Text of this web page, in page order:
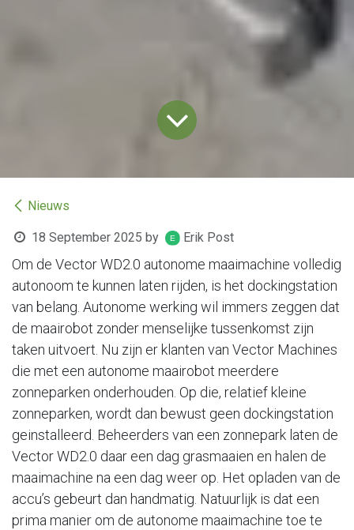
Nieuws
18 September 2025 by Erik Post
Om de Vector WD2.0 autonome maaimachine volledig
autonoom te kunnen laten rijden, is het dockingstation
van belang. Autonome werking wil immers zeggen dat
de maairobot zonder menselijke tussenkomst zijn
taken uitvoert. Nu zijn er klanten van Vector Machines
die met een autonome maairobot meerdere
zonneparken onderhouden. Op die, relatief kleine
zonneparken, wordt dan bewust geen dockingstation
geinstalleerd. Beheerders van een zonnepark laten de
Vector WD2.0 daar een dag grasmaaien en halen de
maaimachine na een dag weer op. Het opladen van de
accu’s gebeurt dan handmatig. Natuurlijk is dat een
prima manier om de autonome maaimachine toe te